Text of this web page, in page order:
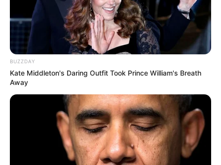
BUZZDAY
Kate Middleton's Daring Outfit Took Prince William's Breath
Away